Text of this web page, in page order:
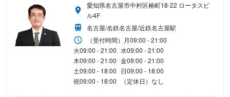
愛知県名古屋市中村区椿町18-22 ロータスビ
ル4F
名古屋/名鉄名古屋/近鉄名古屋駅
（受付時間） 月09:00 - 21:00
火09:00 - 21:00 水09:00 - 21:00
木09:00 - 21:00 金09:00 - 21:00
土09:00 - 18:00 日09:00 - 18:00
祝09:00 - 18:00 （定休日）なし